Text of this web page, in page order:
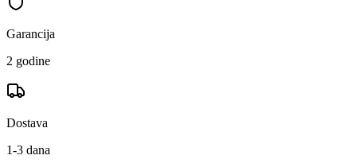
Garancija
2 godine
Dostava
1-3 dana